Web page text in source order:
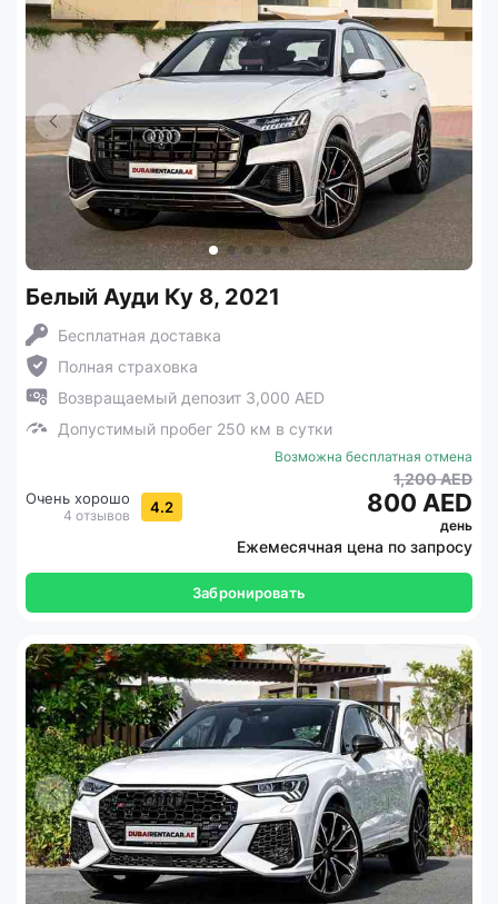
Белый Ауди Ку 8, 2021
Бесплатная доставка
Полная страховка
Возвращаемый депозит 3,000 AED
Допустимый пробег 250 км в сутки
Очень хорошо
4 отзывов 4.2
Возможна бесплатная отмена
1,200 AED
800 AED
день
Ежемесячная цена по запросу
Забронировать